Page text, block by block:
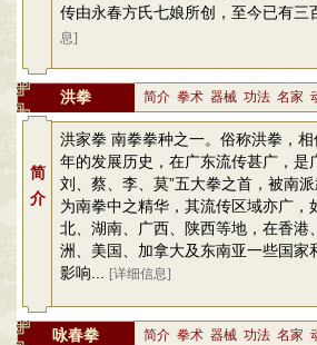
传由永春方氏七娘所创，至今已有三
息]
洪拳 简介 拳术 器械 功法 名家
简
介
洪家拳 南拳拳种之一。俗称洪拳，
年的发展历史，在广东流传甚广，是
刘、蔡、李、莫”五大拳之首，被南
为南拳中之精华，其流传区域亦广，
北、湖南、广西、陕西等地，在香港
洲、美国、加拿大及东南亚一些国家
影响...
[详细信息]
咏春拳 简介 拳术 器械 功法 名家